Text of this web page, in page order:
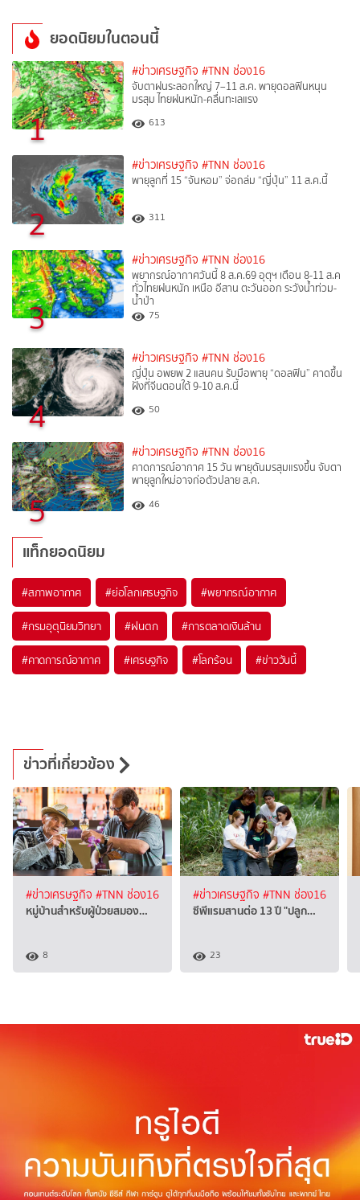
ยอดนิยมในตอนนี้
1
#ข่าวเศรษฐกิจ #TNN ช่อง16
จับตาฝนระลอกใหญ่ 7–11 ส.ค. พายุดอลฟินหนุน
มรสุม ไทยฝนหนัก-คลื่นทะเลแรง
613
2
#ข่าวเศรษฐกิจ #TNN ช่อง16
พายุลูกที่ 15 “จันหอม” จ่อถล่ม “ญี่ปุ่น” 11 ส.ค.นี้
311
3
#ข่าวเศรษฐกิจ #TNN ช่อง16
พยากรณ์อากาศวันนี้ 8 ส.ค.69 อุตุฯ เตือน 8-11 ส.ค
ทั่วไทยฝนหนัก เหนือ อีสาน ตะวันออก ระวังน้ำท่วม-
น้ำป่า
75
4
#ข่าวเศรษฐกิจ #TNN ช่อง16
ญี่ปุ่น อพยพ 2 แสนคน รับมือพายุ “ดอลฟิน” คาดขึ้น
ฝั่งที่จีนตอนใต้ 9-10 ส.ค.นี้
50
5
#ข่าวเศรษฐกิจ #TNN ช่อง16
คาดการณ์อากาศ 15 วัน พายุดันมรสุมแรงขึ้น จับตา
พายุลูกใหม่อาจก่อตัวปลาย ส.ค.
46
แท็กยอดนิยม
#สภาพอากาศ #ย่อโลกเศรษฐกิจ #พยากรณ์อากาศ
#กรมอุตุนิยมวิทยา #ฝนตก #การตลาดเงินล้าน
#คาดการณ์อากาศ #เศรษฐกิจ #โลกร้อน #ข่าววันนี้
ข่าวที่เกี่ยวข้อง
#ข่าวเศรษฐกิจ #TNN ช่อง16
หมู่บ้านสำหรับผู้ป่วยสมอง…
8
#ข่าวเศรษฐกิจ #TNN ช่อง16
ซีพีแรมสานต่อ 13 ปี "ปลูก…
23